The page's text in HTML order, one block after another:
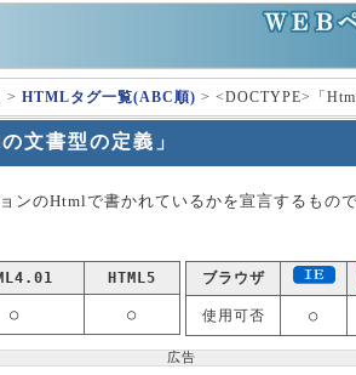
> HTMLタグ一覧(ABC順) > <DOCTYPE>「
文書型の定義」
ンのHtmlで書かれているかを宣言するもの
HTML5
○ ○
ブラウザ
使用可否 ○
広告